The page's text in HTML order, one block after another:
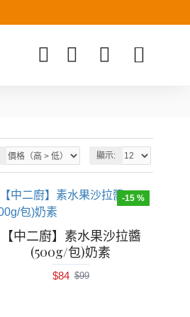
顯示:
-15 %
【中二廚】素水果沙拉醬
(500g/包)奶素
$84 $99